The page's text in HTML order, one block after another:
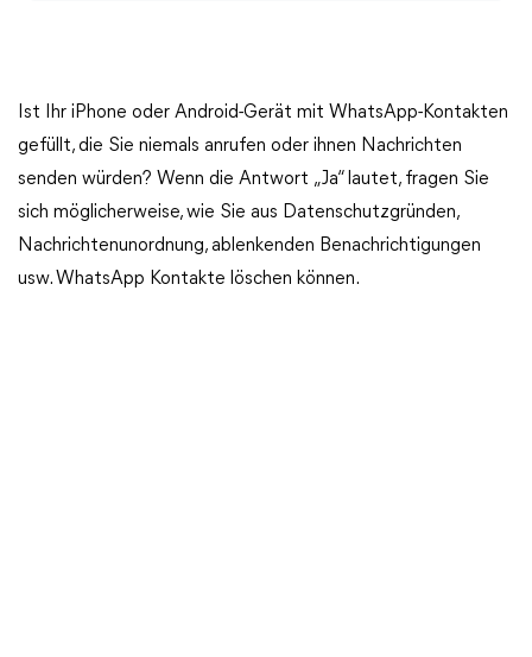
Ist Ihr iPhone oder Android-Gerät mit WhatsApp-Kontakten
gefüllt, die Sie niemals anrufen oder ihnen Nachrichten
senden würden? Wenn die Antwort „Ja“ lautet, fragen Sie
sich möglicherweise, wie Sie aus Datenschutzgründen,
Nachrichtenunordnung, ablenkenden Benachrichtigungen
usw. WhatsApp Kontakte löschen können.